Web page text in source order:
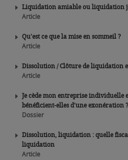
Liquidation amiable ou liquidation
Article
Qu'est ce que la mise en sommeil ?
Article
Dissolution / Clôture de liquidation
Article
Je cède mon entreprise individuelle
bénéficient-elles d'une exonération ?
Dossier
Dissolution, liquidation : quelle
liquidation
Article